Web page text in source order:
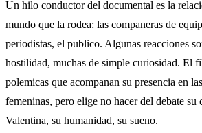
Un hilo conductor del documental es la
mundo que la rodea: las companeras de
periodistas, el publico. Algunas reacciones
hostilidad, muchas de simple curiosidad. El
polemicas que acompanan su presencia en
femeninas, pero elige no hacer del debate su
Valentina, su humanidad, su sueno.